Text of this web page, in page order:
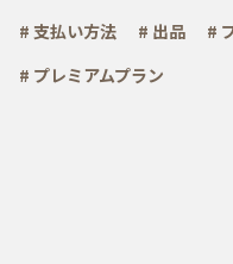
# 支払い方法
# 出品 #
# プレミアムプラン